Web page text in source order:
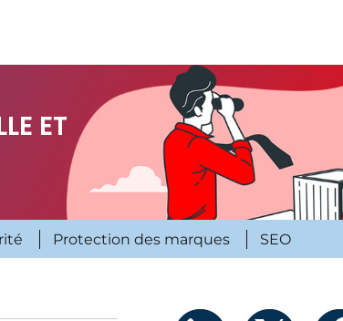
ET
Protection des marques SEO